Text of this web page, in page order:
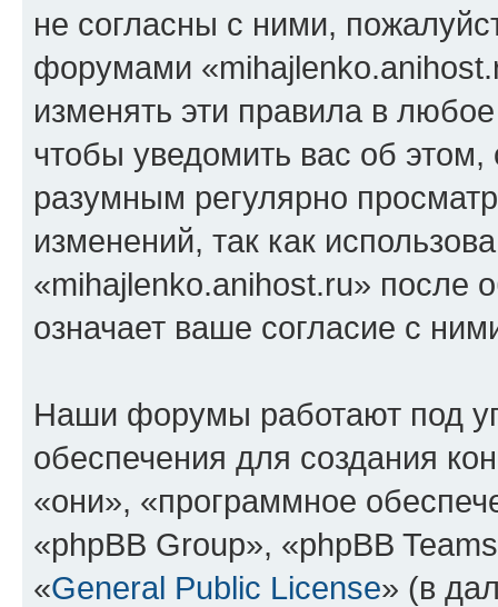
не согласны с ними,
форумами
изменять эти правила в
чтобы уведомить вас об
разумным регулярно
изменений, так как
«mihajlenko.anihost.ru» после
означает ваше согласие с
Наши форумы работают под
обеспечения для создания
«они», «программное
«phpBB Group», «phpBB
«General Public License» (в